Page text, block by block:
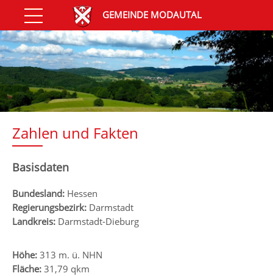
GEMEINDE MODAUTAL
Zahlen und Fakten
Basisdaten
Bundesland: Hessen
Regierungsbezirk: Darmstadt
Landkreis: Darmstadt-Dieburg
Höhe: 313 m. ü. NHN
Fläche: 31,79 qkm